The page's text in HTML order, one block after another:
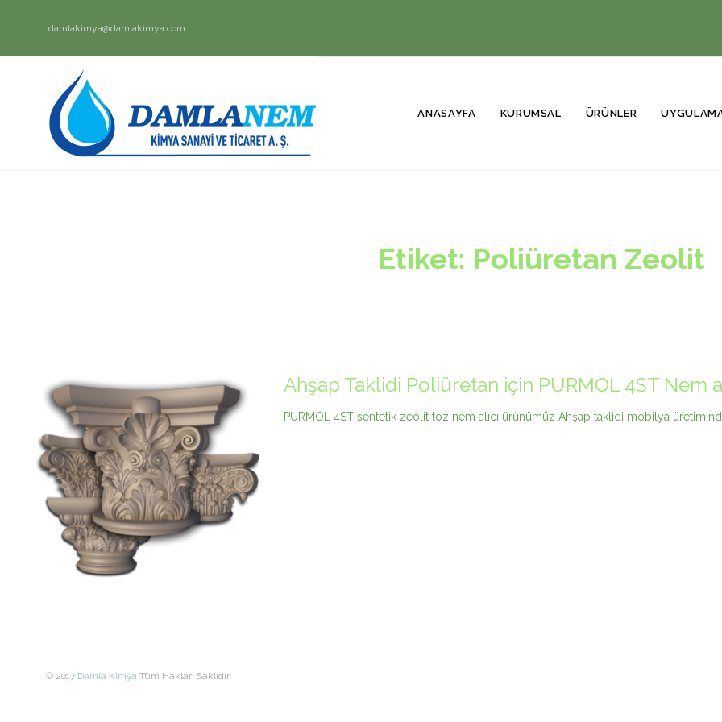
damlakimya@damlakimya.com
ANASAYFA KURUMSAL ÜRÜNLER
Etiket: Poliüretan Zeolit
Ahşap Taklidi Poliüretan için PURMOL 4ST Nem
PURMOL 4ST sentetik zeolit toz nem alıcı ürünümüz Ahşap taklidi mobilya
© 2017 Damla Kimya Tüm Hakları Saklıdır